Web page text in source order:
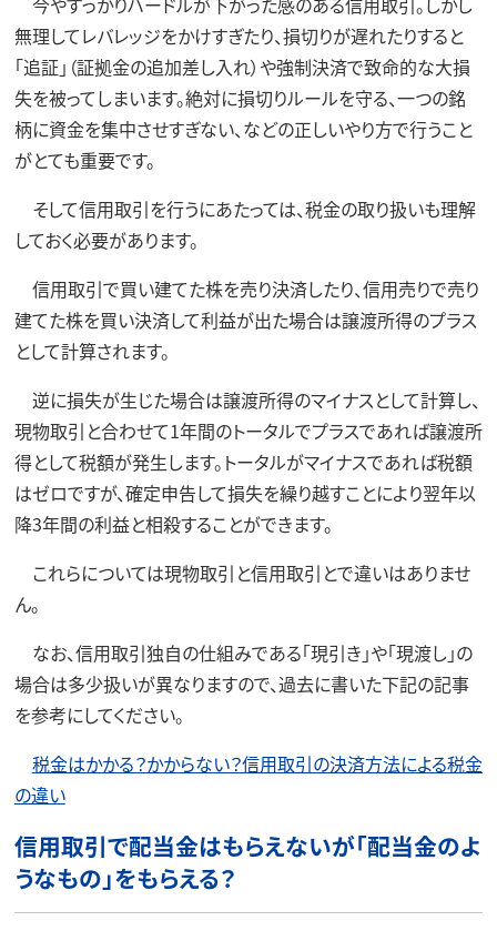
無理してレバレッジをかけすぎたり、損切りが遅れたりすると
「追証」（証拠金の追加差し入れ）や強制決済で致命的な大損
失を被ってしまいます。絶対に損切りルールを守る、一つの銘
柄に資金を集中させすぎない、などの正しいやり方で行うこと
がとても重要です。
そして信用取引を行うにあたっては、税金の取り扱いも理解
しておく必要があります。
信用取引で買い建てた株を売り決済したり、信用売りで売り
建てた株を買い決済して利益が出た場合は譲渡所得のプラス
として計算されます。
逆に損失が生じた場合は譲渡所得のマイナスとして計算し、
現物取引と合わせて1年間のトータルでプラスであれば譲渡所
得として税額が発生します。トータルがマイナスであれば税額
はゼロですが、確定申告して損失を繰り越すことにより翌年以
降3年間の利益と相殺することができます。
これらについては現物取引と信用取引とで違いはありませ
ん。
なお、信用取引独自の仕組みである「現引き」や「現渡し」の
場合は多少扱いが異なりますので、過去に書いた下記の記事
を参考にしてください。
税金はかかる？かからない？信用取引の決済方法による税金
の違い
信用取引で配当金はもらえないが「配当金のよ
うなもの」をもらえる？